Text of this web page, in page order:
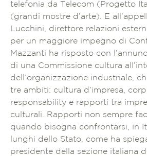
telefonia da Telecom (Progetto
(grandi mostre d’arte). E
Lucchini, direttore relazioni
per un maggiore impegno di
Mazzanti ha risposto con
di una Commissione cultura
dell’organizzazione industriale,
tre ambiti: cultura d’impresa,
responsability e rapporti tra
culturali. Rapporti non sempre
quando bisogna confrontarsi, in
lunghi dello Stato, come ha
presidente della sezione italiana